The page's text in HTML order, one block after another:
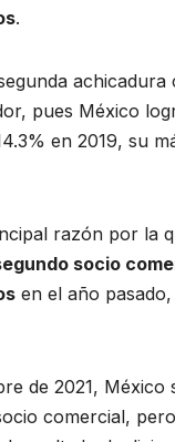
.
achicadura
pues México
en 2019, su
razón por la
socio
en el año
de 2021, México
comercial,